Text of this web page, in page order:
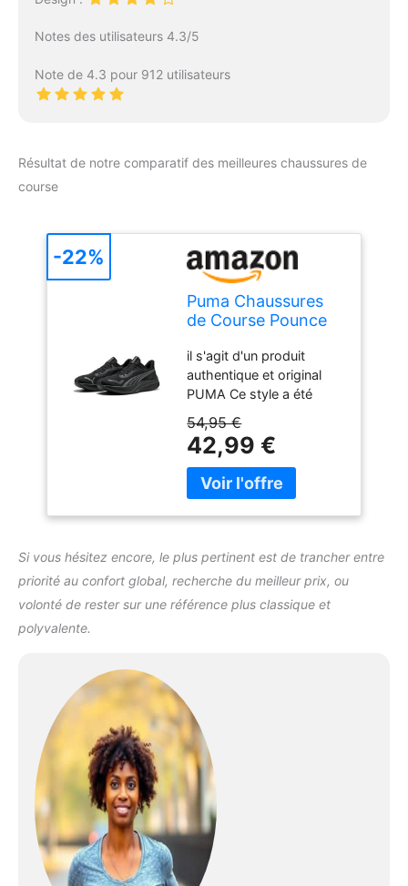
Notes des utilisateurs 4.3/5
Note de 4.3 pour 912 utilisateurs
Résultat de notre comparatif des meilleures chaussures de
course
Puma Chaussures
de Course Pounce
Puma Noir, Gris
foncé Froid, 42.5
EU
il s'agit d'un produit
authentique et original
PUMA Ce style a été
durable il assure un
ajustement optimal
Confortable à porter Idéal
pour toutes les
54,95 €
42,99 €
-22%
Si vous hésitez encore, le plus pertinent est de trancher entre
priorité au confort global, recherche du meilleur prix, ou
volonté de rester sur une référence plus classique et
polyvalente.